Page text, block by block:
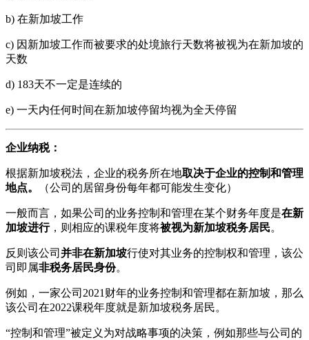
b) 在新加坡工作
c) 因新加坡工作而被要求的处境旅行天数将被视为在新加坡的
天数
d) 183天不一定是连续的
e) 一天内任何时间在新加坡停留均视为全天停留
企业纳税：
根据新加坡税法，企业的税务所在地取决于企业的控制和管理
地点。
（公司的居留身份每年都可能发生变化）
一般而言，如果公司的业务控制和管理在某个财务年度是在新
加坡进行，则相应的课税年度将被视为新加坡税务居民。
反则该公司 并非在新加坡行使对其业务的控制权和管理，该公
司即属非税务居民身份。
例如，一家公司2021财年的业务控制和管理都在新加坡，那么
该公司在2022课税年度就是新加坡税务居民。
“控制和管理”被定义为对战略事项的决策，例如那些与公司的